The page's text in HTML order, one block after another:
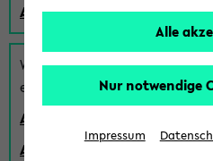
Anmeldung zum eKVV der
Wenn Sie (noch) kein Uni
eKVV auch über einen
Anmeldung über einen
Anlegen eines neuen
Alle
Nur notwendige
Impressum